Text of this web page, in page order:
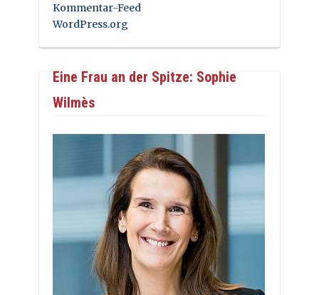
Kommentar-Feed
WordPress.org
Eine Frau an der Spitze: Sophie
Wilmès